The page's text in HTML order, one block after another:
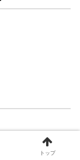
トップ